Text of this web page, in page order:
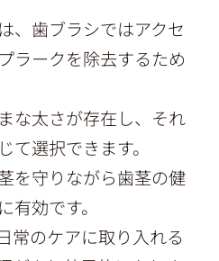
、歯ブラシではアクセ
ラークを除去するため
な太さが存在し、それ
て選択できます。
を守りながら歯茎の健
有効です。
常のケアに取り入れる